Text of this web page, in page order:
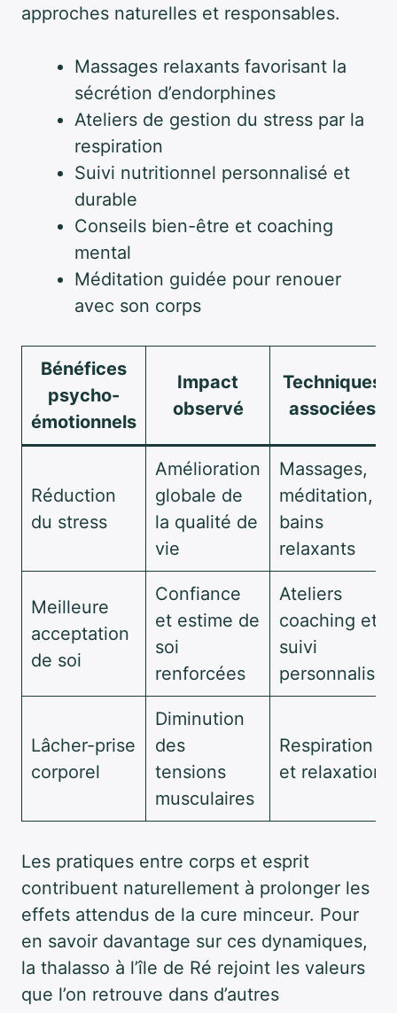
approches naturelles et responsables.
Massages relaxants favorisant la
sécrétion d’endorphines
Ateliers de gestion du stress par la
respiration
Suivi nutritionnel personnalisé et
durable
Conseils bien-être et coaching
mental
Méditation guidée pour renouer
avec son corps
Bénéfices
psycho-
émotionnels
Impact
observé
Techniques
associées
Réduction
du stress
Amélioration
globale de
la qualité de
vie
Massages,
méditation,
bains
relaxants
Meilleure
acceptation
de soi
Confiance
et estime de
soi
renforcées
Ateliers
coaching et
suivi
personnalisé
Lâcher-prise
corporel
Diminution
des
tensions
musculaires
Respiration
et relaxation
Les pratiques entre corps et esprit
contribuent naturellement à prolonger les
effets attendus de la cure minceur. Pour
en savoir davantage sur ces dynamiques,
la thalasso à l’île de Ré rejoint les valeurs
que l’on retrouve dans d’autres